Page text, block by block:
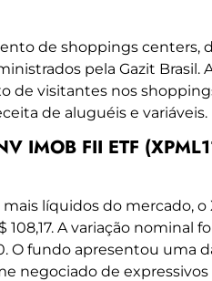
de shoppings
pela Gazit Brasil.
de visitantes nos
de aluguéis e variáveis.
IMOB FII ETF
líquidos do mercado, o
108,17. A variação nominal
O fundo apresentou uma
negociado de expressivos